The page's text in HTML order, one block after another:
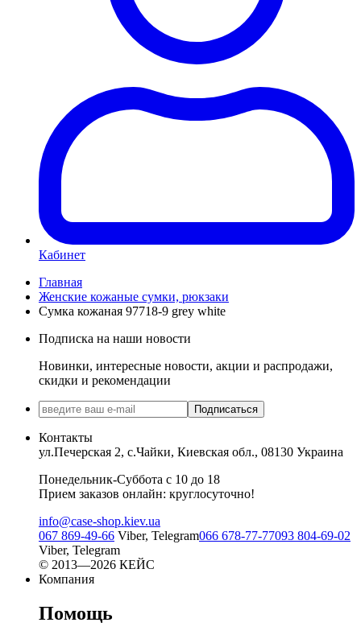
Кабинет
Главная
Женские кожаные сумки, рюкзаки
Сумка кожаная 97718-9 grey white
Подписка на наши новости
Новинки, интересные новости, акции и распродажи,
скидки и рекомендации
Подписаться
Контакты
ул.Печерская 2, с.Чайки, Киевская обл., 08130 Украина
Понедельник-Суббота с 10 до 18
Прием заказов онлайн: круглосуточно!
info@case-shop.kiev.ua
067 869-49-66 Viber, Telegram066 678-77-77093 804-69-02
Viber, Telegram
© 2013—2026 КЕЙС
Компания
Помощь